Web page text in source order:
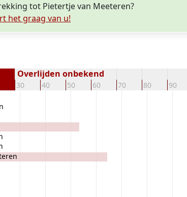
tot Pietertje van Meeteren?
het graag van u!
30 40 50 60 70 80 90
Overlijden onbekend